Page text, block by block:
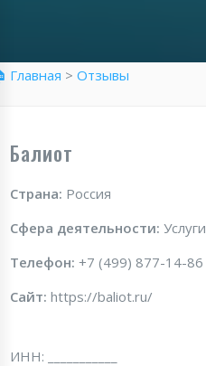
Главная > Отзывы
Балиот
Страна: Россия
Сфера деятельности: Услуги
Телефон: +7 (499) 877-14-86
Сайт: https://baliot.ru/
ИНН: ___________